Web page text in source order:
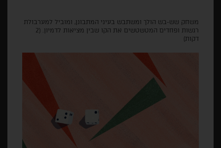
משחק שש-בש הולך ומשתבש בעיני המתבונן, ומוביל למערבולת
רגשות ופחדים המטשטשים את הקו שבין מציאות לדמיון. (2
דקות)